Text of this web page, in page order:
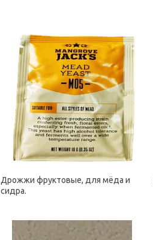
Дрожжи фруктовые, для мёда и
сидра.